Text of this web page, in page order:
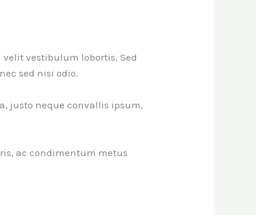
vestibulum lobortis. Sed
sed nisi odio.
justo neque convallis ipsum,
ac condimentum metus